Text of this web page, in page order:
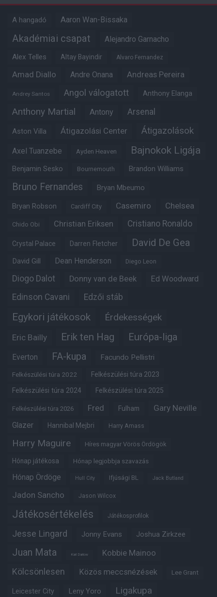
A hangadó Aaron Wan-Bissaka
Akadémiai csapat Alejandro Garnacho
Alex Telles Altay Bayindir Alvaro Fernandez
Amad Diallo Andre Onana Andreas Pereira
Andrey Santos Angol válogatott Anthony Elanga
Anthony Martial Antony Arsenal
Aston Villa Átigazolási Center Átigazolások
Axel Tuanzebe Ayden Heaven Bajnokok Ligája
Benjamin Sesko Bournemouth Brandon Williams
Bruno Fernandes Bryan Mbeumo
Bryan Robson Cardiff City Casemiro Chelsea
Chido Obi Christian Eriksen Cristiano Ronaldo
Crystal Palace Darren Fletcher David De Gea
David Gill Dean Henderson Diego Leon
Diogo Dalot Donny van de Beek Ed Woodward
Edinson Cavani Edzői stáb
Egykori játékosok Érdekességek
Eric Bailly Erik ten Hag Európa-liga
Everton FA-kupa Facundo Pellistri
Felkészülési túra 2022 Felkészülési túra 2023
Felkészülési túra 2024 Felkészülési túra 2025
Felkészülési túra 2026 Fred Fulham Gary Neville
Glazer Hannibal Mejbri Harry Amass
Harry Maguire Híres magyar Vörös Ördögök
Hónap játékosa Hónap legjobbja szavazás
Hónap Ördöge Hull City Ifjúsági BL Jack Butland
Jadon Sancho Jason Wilcox
Játékosértékelés Játékosprofilok
Jesse Lingard Jonny Evans Joshua Zirkzee
Juan Mata Karl Darlow Kobbie Mainoo
Kölcsönlesen Közös meccsnézések Lee Grant
Leicester City Leny Yoro Ligakupa